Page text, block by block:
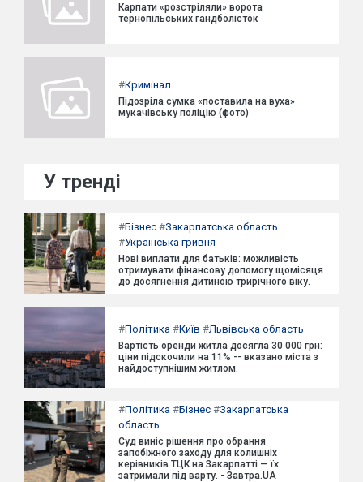
Карпати «розстріляли» ворота
тернопільських гандболісток
#Кримінал
Підозріла сумка «поставила на вуха»
мукачівську поліцію (фото)
У тренді
#Бізнес #Закарпатська область
#Українська гривня
Нові виплати для батьків: можливість
отримувати фінансову допомогу щомісяця
до досягнення дитиною трирічного віку.
#Політика #Київ #Львівська область
Вартість оренди житла досягла 30 000 грн:
ціни підскочили на 11% -- вказано міста з
найдоступнішим житлом.
#Політика #Бізнес #Закарпатська
область
Суд виніс рішення про обрання
запобіжного заходу для колишніх
керівників ТЦК на Закарпатті — їх
затримали під варту. - Завтра.UA